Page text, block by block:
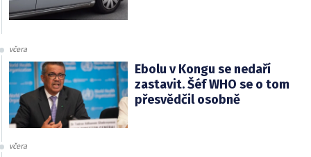
včera
Ebolu v Kongu se nedaří
zastavit. Šéf WHO se o tom
přesvědčil osobně
včera